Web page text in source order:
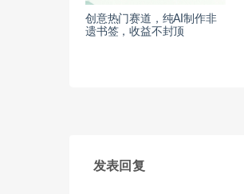
创意热门赛道，纯AI制作非
遗书签，收益不封顶
发表回复